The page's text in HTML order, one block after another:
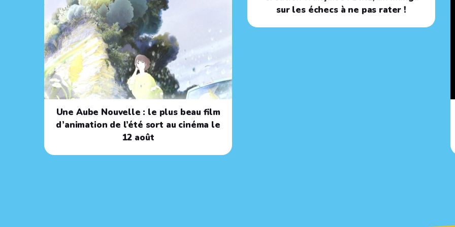
Une Aube Nouvelle : le plus beau film
d’animation de l’été sort au cinéma le
12 août
sur les échecs à ne pas rater !